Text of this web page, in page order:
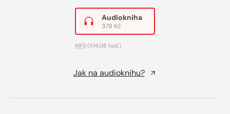
Audiokniha
379 Kč
MP3 (11:14:08 hod.)
Jak na audioknihu?